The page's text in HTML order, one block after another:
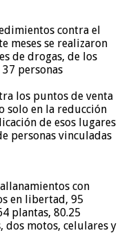
contra el
meses se realizaron
de drogas, de los
personas
los puntos de venta
solo en la reducción
de esos lugares
personas vinculadas
con
en libertad, 95
plantas, 80.25
dos motos, celulares y